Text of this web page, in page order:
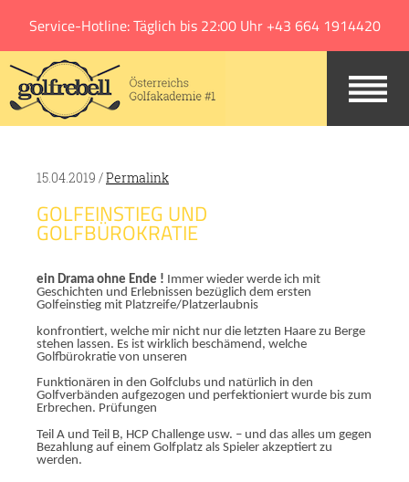
Service-Hotline: Täglich bis 22:00 Uhr +43 664 1914420
15.04.2019 /Permalink
GOLFEINSTIEG UND
GOLFBÜROKRATIE
ein Drama ohne Ende ! Immer wieder werde ich mit
Geschichten und Erlebnissen bezüglich dem ersten
Golfeinstieg mit Platzreife/Platzerlaubnis
konfrontiert, welche mir nicht nur die letzten Haare zu Berge
stehen lassen. Es ist wirklich beschämend, welche
Golfbürokratie von unseren
Funktionären in den Golfclubs und natürlich in den
Golfverbänden aufgezogen und perfektioniert wurde bis zum
Erbrechen. Prüfungen
Teil A und Teil B, HCP Challenge usw. – und das alles um gegen
Bezahlung auf einem Golfplatz als Spieler akzeptiert zu
werden.